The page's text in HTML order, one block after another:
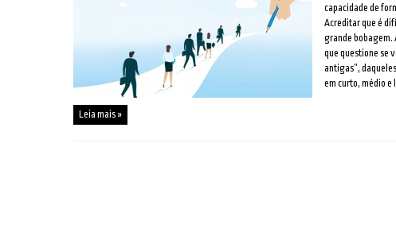
capacidade de
Acreditar que é
grande bobagem.
que questione se
antigas”,
em curto, médio e
Leia mais »